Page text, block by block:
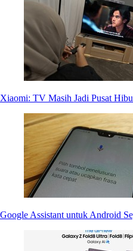
Xiaomi: TV Masih Jadi Pusat
Google Assistant untuk Android